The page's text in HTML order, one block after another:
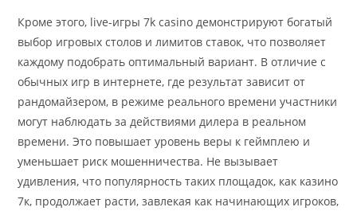
Кроме этого, live-игры 7k casino демонстрируют богатый
выбор игровых столов и лимитов ставок, что позволяет
каждому подобрать оптимальный вариант. В отличие с
обычных игр в интернете, где результат зависит от
рандомайзером, в режиме реального времени участники
могут наблюдать за действиями дилера в реальном
времени. Это повышает уровень веры к геймплею и
уменьшает риск мошенничества. Не вызывает
удивления, что популярность таких площадок, как казино
7к, продолжает расти, завлекая как начинающих игроков,